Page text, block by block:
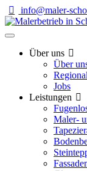
info@maler-
Über uns
Über
Regional
Jobs
Leistungen
Maler-